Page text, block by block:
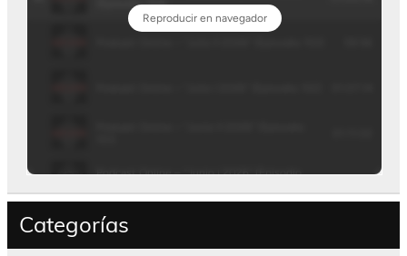
Categorías